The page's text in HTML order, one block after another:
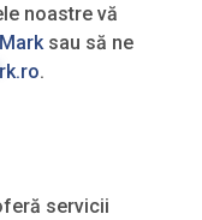
noastre vă
sau să ne
rk.ro.
servicii